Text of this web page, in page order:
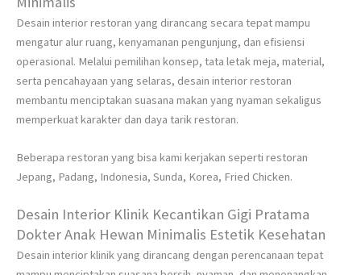
Desain interior restoran yang dirancang secara tepat mampu
mengatur alur ruang, kenyamanan pengunjung, dan efisiensi
operasional. Melalui pemilihan konsep, tata letak meja, material,
serta pencahayaan yang selaras, desain interior restoran
membantu menciptakan suasana makan yang nyaman sekaligus
memperkuat karakter dan daya tarik restoran.
Beberapa restoran yang bisa kami kerjakan seperti restoran
Jepang, Padang, Indonesia, Sunda, Korea, Fried Chicken.
Desain Interior Klinik Kecantikan Gigi Pratama
Dokter Anak Hewan Minimalis Estetik Kesehatan
Desain interior klinik yang dirancang dengan perencanaan tepat